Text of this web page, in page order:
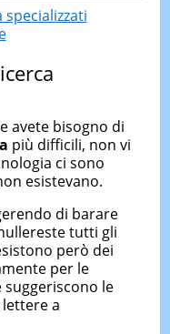
avete bisogno di
più difficili, non vi
ci sono
esistevano.
di barare
tutti gli
però dei
per le
suggeriscono le
a